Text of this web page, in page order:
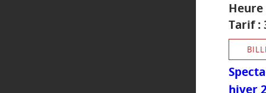
Heure
Tarif :
hiver